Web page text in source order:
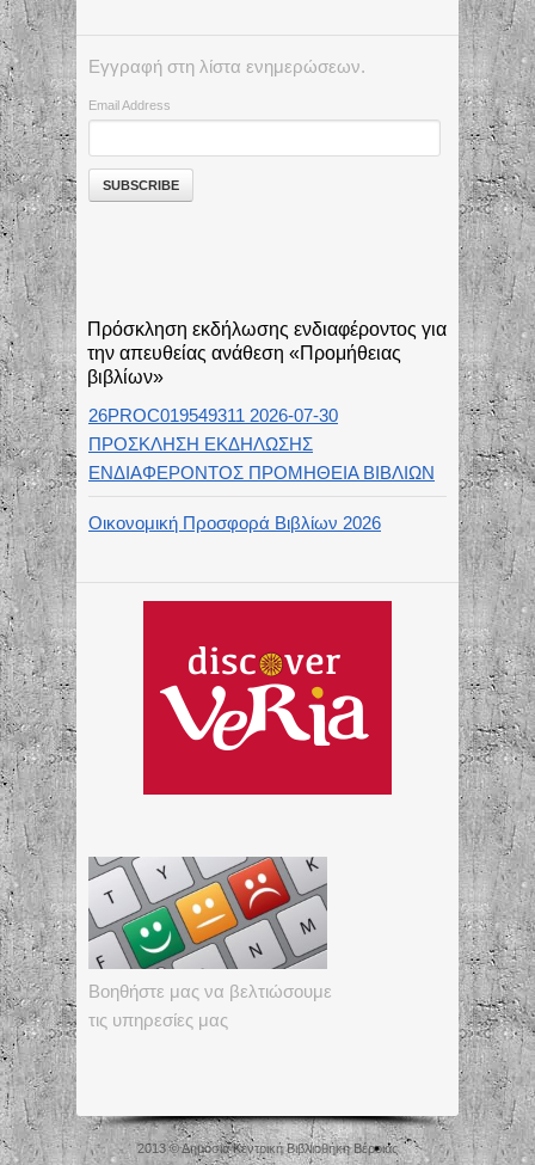
Εγγραφή στη λίστα ενημερώσεων.
Email Address
Πρόσκληση εκδήλωσης ενδιαφέροντος για
την απευθείας ανάθεση «Προμήθειας
βιβλίων»
26PROC019549311 2026-07-30
ΠΡΟΣΚΛΗΣΗ ΕΚΔΗΛΩΣΗΣ
ΕΝΔΙΑΦΕΡΟΝΤΟΣ ΠΡΟΜΗΘΕΙΑ ΒΙΒΛΙΩΝ
Οικονομική Προσφορά Βιβλίων 2026
Βοηθήστε μας να βελτιώσουμε
τις υπηρεσίες μας
2013 © Δημόσια Κεντρική Βιβλιοθήκη Βέροιας